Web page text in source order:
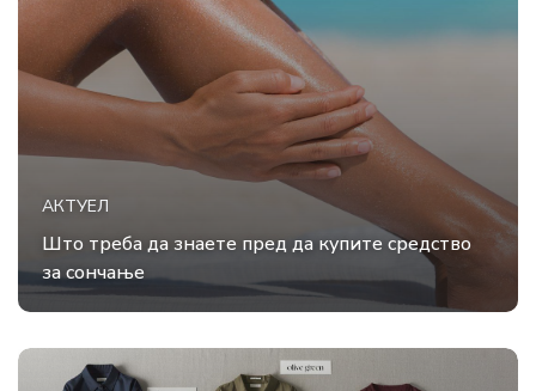
АКТУЕЛ
Што треба да знаете пред да купите средство
за сончање